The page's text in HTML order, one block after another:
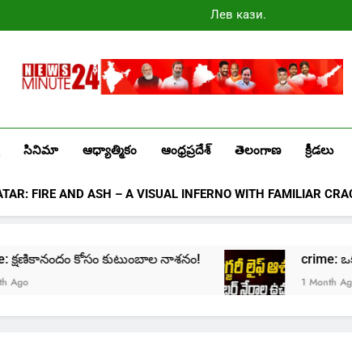
Лев казино
промокоды
Newsminute24
సినిమా ఆధ్యాత్మికం ఆంధ్రప్రదేశ్ తెలంగాణ క్రీడలు
FIRE AND ASH – A VISUAL INFERNO WITH FAMILIAR
క్షణికానందం కోసం కుటుంబాల నాశనం! crime:
1 Month Ago